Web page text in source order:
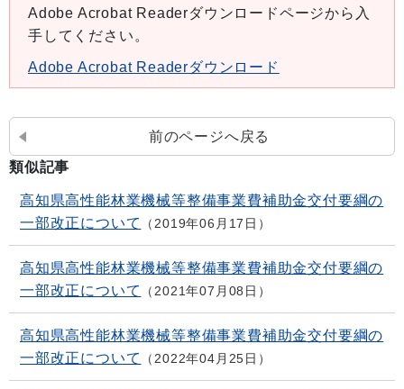
Adobe Acrobat Readerダウンロードページから入
手してください。
Adobe Acrobat Readerダウンロード
前のページへ戻る
類似記事
高知県高性能林業機械等整備事業費補助金交付要綱の
一部改正について
2019年06月17日
高知県高性能林業機械等整備事業費補助金交付要綱の
一部改正について
2021年07月08日
高知県高性能林業機械等整備事業費補助金交付要綱の
一部改正について
2022年04月25日